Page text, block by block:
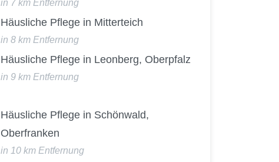
in 7 km Entfernung
Häusliche Pflege in Mitterteich
in 8 km Entfernung
Häusliche Pflege in Leonberg, Oberpfalz
in 9 km Entfernung
Häusliche Pflege in Schönwald,
Oberfranken
in 10 km Entfernung